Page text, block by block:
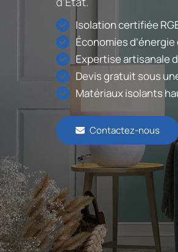
Isolation certifiée
Économies
Expertise artisanale
Devis gratuit sous
Matériaux isolants
Contactez-nous